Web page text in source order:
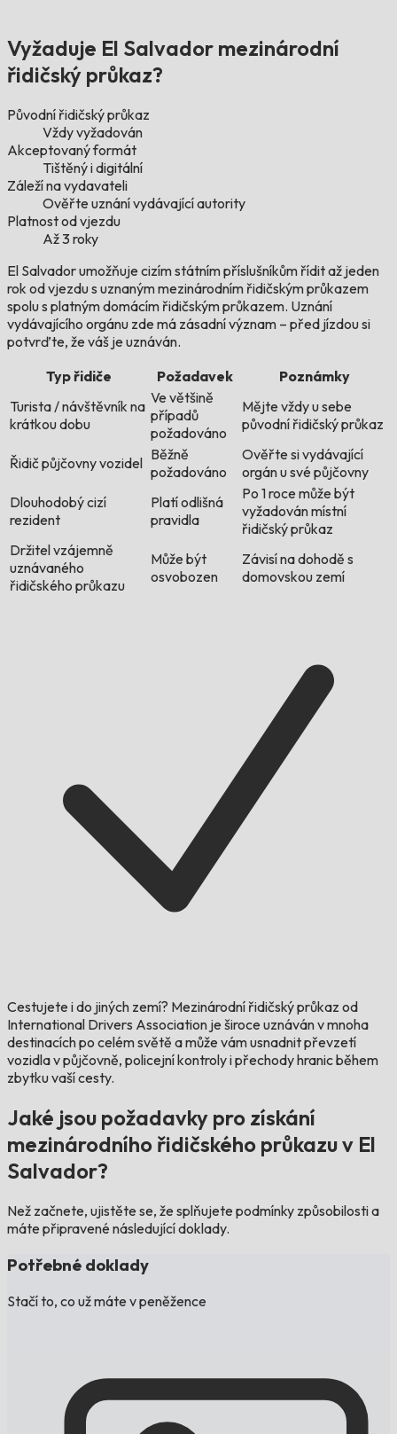
Vyžaduje El Salvador mezinárodní
řidičský průkaz?
Původní řidičský průkaz
Vždy vyžadován
Akceptovaný formát
Tištěný i digitální
Záleží na vydavateli
Ověřte uznání vydávající autority
Platnost od vjezdu
Až 3 roky
El Salvador umožňuje cizím státním příslušníkům řídit až jeden
rok od vjezdu s uznaným mezinárodním řidičským průkazem
spolu s platným domácím řidičským průkazem. Uznání
vydávajícího orgánu zde má zásadní význam – před jízdou si
potvrďte, že váš je uznáván.
Typ řidiče
Požadavek
Poznámky
Turista / návštěvník na
krátkou dobu
Ve většině
případů
požadováno
Mějte vždy u sebe
původní řidičský průkaz
Řidič půjčovny vozidel Běžně
požadováno
Ověřte si vydávající
orgán u své půjčovny
Dlouhodobý cizí
rezident
Platí odlišná
pravidla
Po 1 roce může být
vyžadován místní
řidičský průkaz
Držitel vzájemně
uznávaného
řidičského průkazu
Může být
osvobozen
Závisí na dohodě s
domovskou zemí
Cestujete i do jiných zemí? Mezinárodní řidičský průkaz od
International Drivers Association je široce uznáván v mnoha
destinacích po celém světě a může vám usnadnit převzetí
vozidla v půjčovně, policejní kontroly i přechody hranic během
zbytku vaší cesty.
Jaké jsou požadavky pro získání
mezinárodního řidičského průkazu v El
Salvador?
Než začnete, ujistěte se, že splňujete podmínky způsobilosti a
máte připravené následující doklady.
Potřebné doklady
Stačí to, co už máte v peněžence